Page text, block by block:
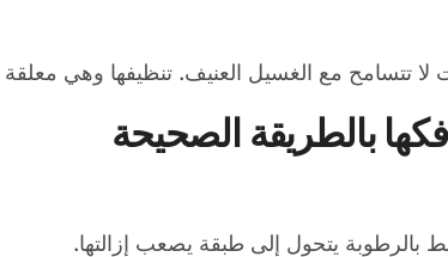
تتسامح مع الغسيل العنيف. تنظيفها وهي
بالطريقة الصحيحة
بالرطوبة يتحول إلى طبقة يصعب إزالتها.